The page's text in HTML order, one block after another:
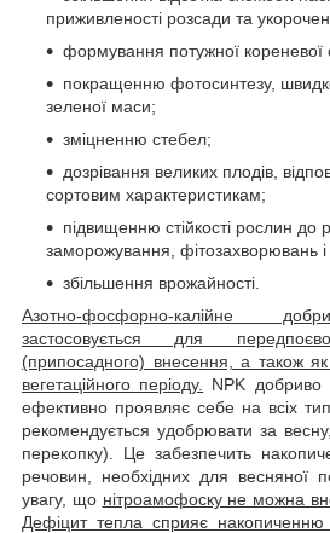
приживленості розсади та
формування потужної кореневої
покращенню фотосинтезу,
зеленої маси;
зміцненню стебел;
дозрівання великих плодів,
сортовим характеристикам;
підвищенню стійкості рослин до
заморожування, фітозахворювань і
збільшення врожайності.
Азотно-фосфорно-калійне
застосовується для
(припосадного) внесення, а також
вегетаційного періоду.
NPK добриво
ефективно проявляє себе на всіх
рекомендується удобрювати за
перекопку). Це забезпечить
речовин, необхідних для весняної
увагу, що нітроамофоску не можна
Дефіцит тепла сприяє накопиченню